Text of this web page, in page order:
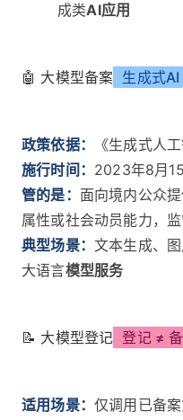
成类AI应用
🤖 大模型备案 生成式AI
政策依据：
《生成式人
施行时间： 2023年8月
管的是： 面向境内公众
属性或社会动员能力，
典型场景： 文本生成、
大语言模型服务
📝 大模型登记 登记 ≠
适用场景： 仅调用已备